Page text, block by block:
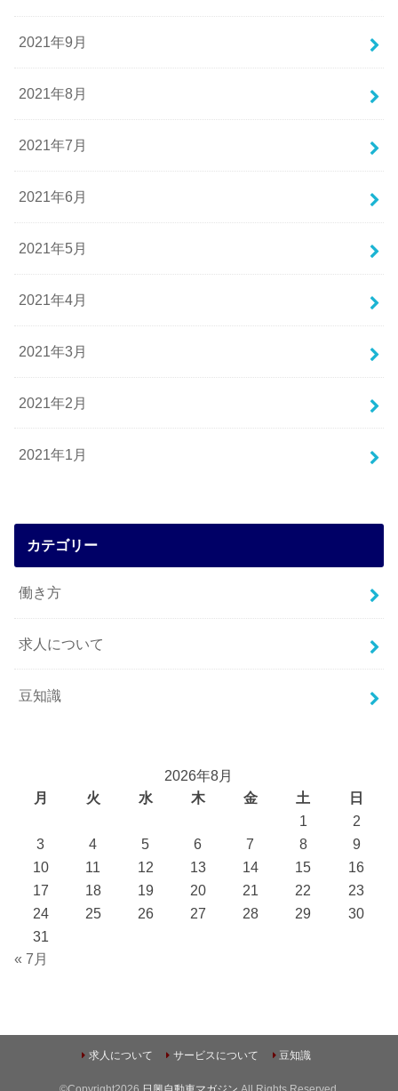
2021年9月
2021年8月
2021年7月
2021年6月
2021年5月
2021年4月
2021年3月
2021年2月
2021年1月
カテゴリー
働き方
求人について
豆知識
2026年8月
月
火 水 木 金 土
日
1
2
3
4 5 6 7 8
9
10
11 12 13 14 15
16
17
18 19 20 21 22
23
24
25 26 27 28 29
30
31
« 7月
求人について サービスについて 豆知識